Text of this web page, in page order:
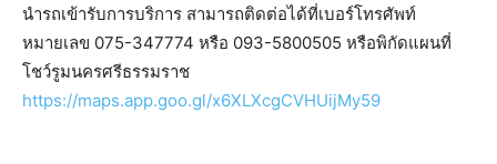
นำรถเข้ารับการบริการ สามารถติดต่อได้ที่เบอร์โทรศัพท์
หมายเลข 075-347774 หรือ 093-5800505 หรือพิกัดแผนที่
โชว์รูมนครศรีธรรมราช
https://maps.app.goo.gl/x6XLXcgCVHUijMy59